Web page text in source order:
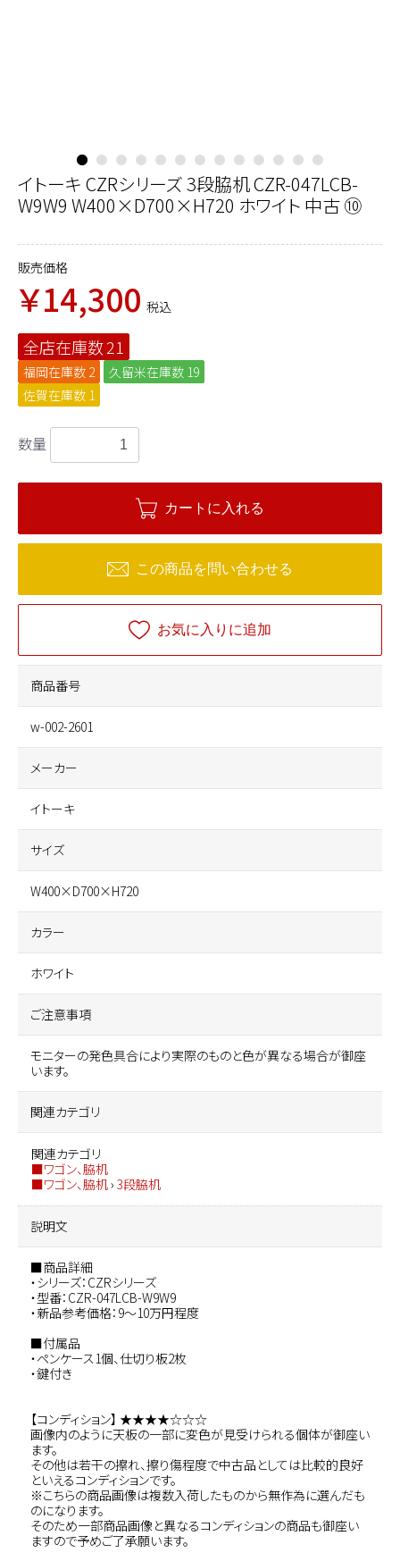
イトーキ CZRシリーズ 3段脇机 CZR-047LCB-
W9W9 W400×D700×H720 ホワイト 中古 ➉
販売価格
￥14,300 税込
全店在庫数21
福岡在庫数 2 久留米在庫数 19
佐賀在庫数 1
数量
カートに入れる
この商品を問い合わせる
お気に入りに追加
商品番号
w-002-2601
メーカー
イトーキ
サイズ
W400×D700×H720
カラー
ホワイト
ご注意事項
モニターの発色具合により実際のものと色が異なる場合が御座
います。
関連カテゴリ
関連カテゴリ
■ワゴン、脇机
■ワゴン、脇机› 3段脇机
説明文
■商品詳細
・シリーズ：CZRシリーズ
・型番：CZR-047LCB-W9W9
・新品参考価格：9～10万円程度
■付属品
・ペンケース1個、仕切り板2枚
・鍵付き
【コンディション】 ★★★★☆☆☆
画像内のように天板の一部に変色が見受けられる個体が御座い
ます。
その他は若干の擦れ、擦り傷程度で中古品としては比較的良好
といえるコンディションです。
※こちらの商品画像は複数入荷したものから無作為に選んだも
のになります。
そのため一部商品画像と異なるコンディションの商品も御座い
ますので予めご了承願います。